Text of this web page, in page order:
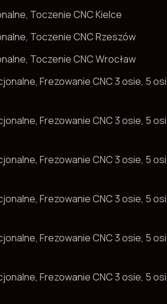
Toczenie CNC Kielce
Toczenie CNC Rzeszów
Toczenie CNC Wrocław
Frezowanie CNC 3 osie, 5 osi
Frezowanie CNC 3 osie, 5 osi
Frezowanie CNC 3 osie, 5 osi
Frezowanie CNC 3 osie, 5 osi
Frezowanie CNC 3 osie, 5 osi
Frezowanie CNC 3 osie, 5 osi